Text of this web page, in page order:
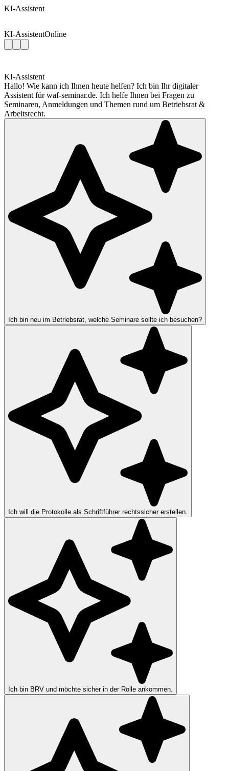
KI-Assistent
KI-AssistentOnline
KI-Assistent
Hallo! Wie kann ich Ihnen heute helfen? Ich bin Ihr digitaler
Assistent für waf-seminar.de. Ich helfe Ihnen bei Fragen zu
Seminaren, Anmeldungen und Themen rund um Betriebsrat &
Arbeitsrecht.
Ich bin neu im Betriebsrat, welche Seminare sollte ich besuchen?
Ich will die Protokolle als Schriftführer rechtssicher erstellen.
Ich bin BRV und möchte sicher in der Rolle ankommen.